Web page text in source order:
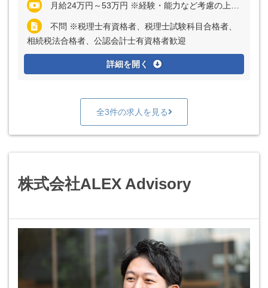
月給24万円～53万円 ※経験・能力など考慮の上、決定いたします ※上記に固定残業代（月20時間分＝3万2000円～6万9000円）を含む ※超過分は別途全額支給
不問 ※税理士有資格者、税理士試験科目合格者、
相続税法合格者、公認会計士有資格者歓迎
詳細を開く
全3件の求人を見る
株式会社ALEX Advisory